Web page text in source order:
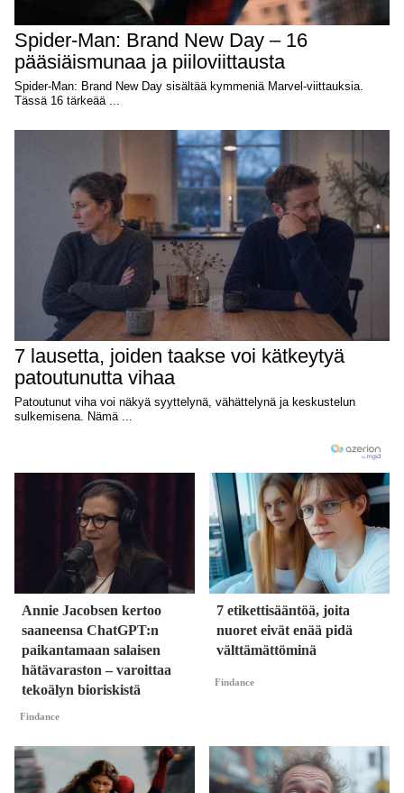
Annie Jacobsen kertoo
saaneensa ChatGPT:n
paikantamaan salaisen
hätävaraston – varoittaa
tekoälyn bioriskistä
Findance
7 etikettisääntöä, joita
nuoret eivät enää pidä
välttämättöminä
Findance